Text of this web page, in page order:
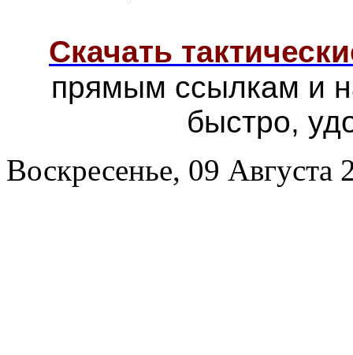
Скачать
прямым ссылкам и
быстро,
Воскресенье, 09 Августа